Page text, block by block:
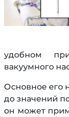
удобном
вакуумного
Основное его
до значений
он может